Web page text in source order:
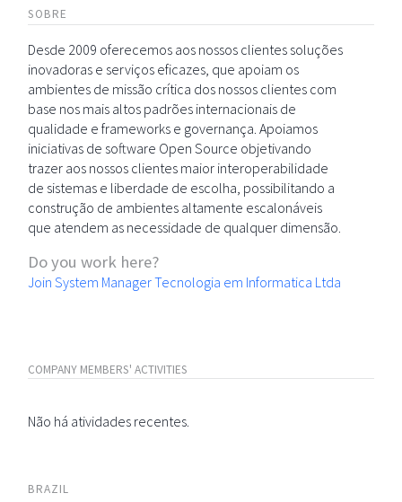
SOBRE
Desde 2009 oferecemos aos nossos clientes soluções
inovadoras e serviços eficazes, que apoiam os
ambientes de missão crítica dos nossos clientes com
base nos mais altos padrões internacionais de
qualidade e frameworks e governança. Apoiamos
iniciativas de software Open Source objetivando
trazer aos nossos clientes maior interoperabilidade
de sistemas e liberdade de escolha, possibilitando a
construção de ambientes altamente escalonáveis
que atendem as necessidade de qualquer dimensão.
Do you work here?
Join System Manager Tecnologia em Informatica Ltda
COMPANY MEMBERS' ACTIVITIES
Não há atividades recentes.
BRAZIL